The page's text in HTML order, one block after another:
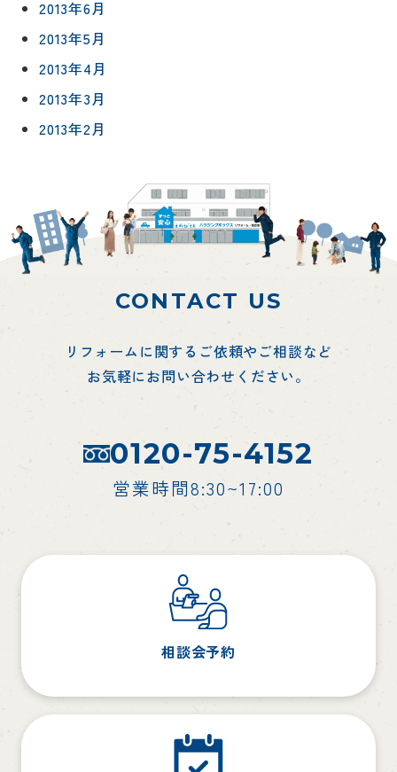
2013年6月
2013年5月
2013年4月
2013年3月
2013年2月
CONTACT US
リフォームに関するご依頼やご相談など
お気軽にお問い合わせください。
0120-75-4152
営業時間8:30~17:00
相談会予約